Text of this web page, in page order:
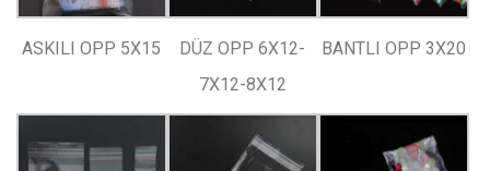
ASKILI OPP 5X15
DÜZ OPP 6X12-
7X12-8X12
BANTLI OPP 3X20